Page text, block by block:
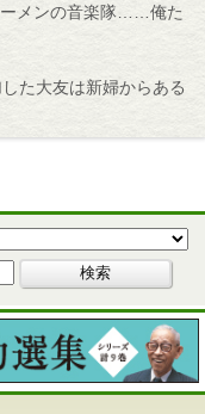
メンの音楽隊……俺た
た大友は新婦からある